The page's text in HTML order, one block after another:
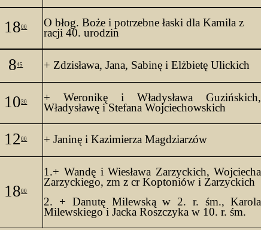
1800 O błog. Boże i potrzebne łaski dla Kamila z
racji 40. urodzin
845 + Zdzisława, Jana, Sabinę i Elżbietę Ulickich
1030 + Weronikę i Władysława Guzińskich,
Władysławę i Stefana Wojciechowskich
1200 + Janinę i Kazimierza Magdziarzów
1800
1.+ Wandę i Wiesława Zarzyckich, Wojciecha
Zarzyckiego, zm z cr Koptoniów i Zarzyckich
2. + Danutę Milewską w 2. r. śm., Karola
Milewskiego i Jacka Roszczyka w 10. r. śm.